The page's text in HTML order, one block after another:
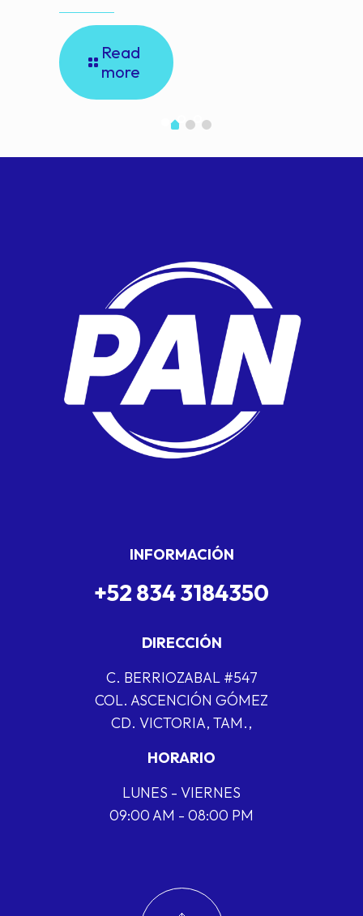
Read
more
INFORMACIÓN
+52 834 3184350
DIRECCIÓN
C. BERRIOZABAL #547
COL. ASCENCIÓN GÓMEZ
CD. VICTORIA, TAM.,
HORARIO
LUNES - VIERNES
09:00 AM - 08:00 PM